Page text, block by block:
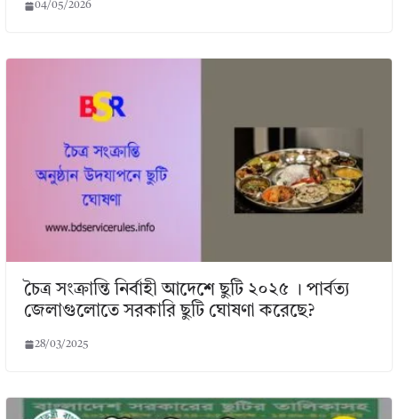
04/05/2026
চৈত্র সংক্রান্তি নির্বাহী আদেশে ছুটি ২০২৫ । পার্বত্য
জেলাগুলোতে সরকারি ছুটি ঘোষণা করেছে?
28/03/2025